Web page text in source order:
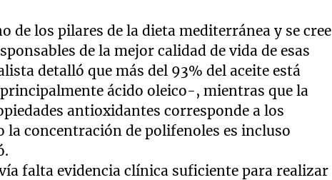
de los pilares de la dieta mediterránea y se cree
de la mejor calidad de vida de esas
detalló que más del 93% del aceite está
ácido oleico-, mientras que la
antioxidantes corresponde a los
la concentración de polifenoles es incluso
falta evidencia clínica suficiente para realizar